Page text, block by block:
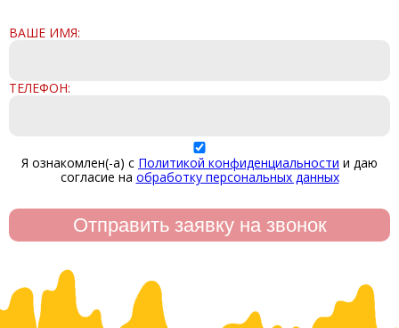
ВАШЕ ИМЯ:
ТЕЛЕФОН:
Я ознакомлен(-а) с Политикой конфиденциальности и даю
согласие на обработку персональных данных